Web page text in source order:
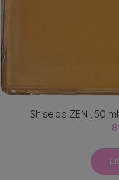
Shiseido ZEN , 50